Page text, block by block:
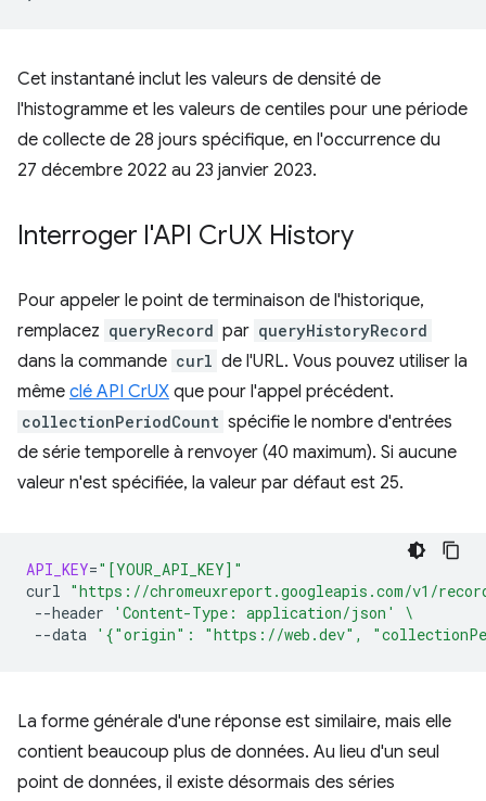
Cet instantané inclut les valeurs de densité de
l'histogramme et les valeurs de centiles pour une période
de collecte de 28 jours spécifique, en l'occurrence du
27 décembre 2022 au 23 janvier 2023.
Interroger l'API CrUX History
Pour appeler le point de terminaison de l'historique,
remplacez queryRecord par queryHistoryRecord
dans la commande curl de l'URL. Vous pouvez utiliser la
même clé API CrUX que pour l'appel précédent.
collectionPeriodCount spécifie le nombre d'entrées
de série temporelle à renvoyer (40 maximum). Si aucune
valeur n'est spécifiée, la valeur par défaut est 25.
API_KEY="[YOUR_API_KEY]"
curl "https://chromeuxreport.googleapis.com/v1/
--header
'Content-Type: application/json'
\
--data '{"origin": "https://web.dev",
La forme générale d'une réponse est similaire, mais elle
contient beaucoup plus de données. Au lieu d'un seul
point de données, il existe désormais des séries